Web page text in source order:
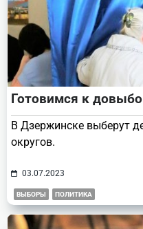
Готовимся к
В Дзержинске выберут
округов.
03.07.2023
ВЫБОРЫ ПОЛИТИКА